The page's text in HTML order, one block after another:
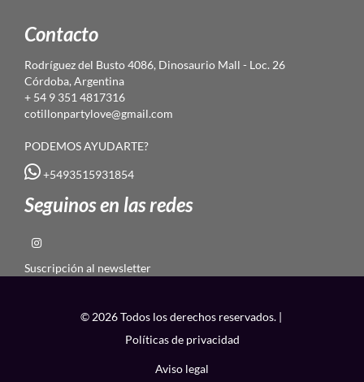
Contacto
Rodríguez del Busto 4086, Dinosaurio Mall - Loc. 26
Córdoba, Argentina
+ 54 9 351 4817316
cotillonpartylove@gmail.com
PODEMOS AYUDARTE?
+5493515931854
Seguinos en las redes
Suscripción al newsletter
© 2026 Todos los derechos reservados. |
Políticas de privacidad
Aviso legal